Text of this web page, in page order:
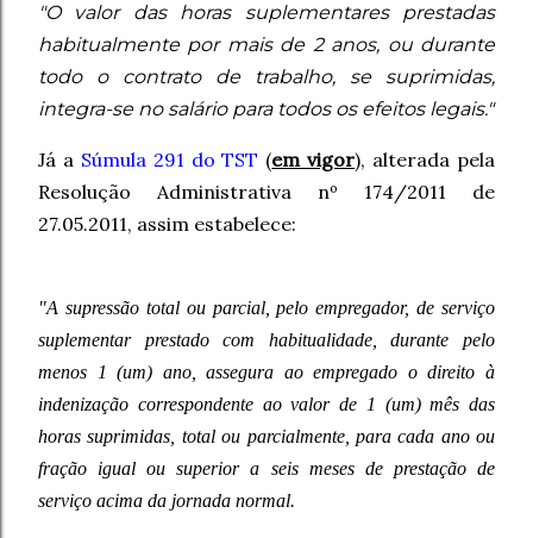
"O valor das horas suplementares prestadas
habitualmente por mais de 2 anos, ou durante
todo o contrato de trabalho, se suprimidas,
integra-se no salário para todos os efeitos legais."
Já a Súmula 291 do TST (em vigor), alterada pela
Resolução Administrativa nº 174/2011 de
27.05.2011, assim estabelece:
"A supressão total ou parcial, pelo empregador, de serviço
suplementar prestado com habitualidade, durante pelo
menos 1 (um) ano, assegura ao empregado o direito à
indenização correspondente ao valor de 1 (um) mês das
horas suprimidas, total ou parcialmente, para cada ano ou
fração igual ou superior a seis meses de prestação de
serviço acima da jornada normal.